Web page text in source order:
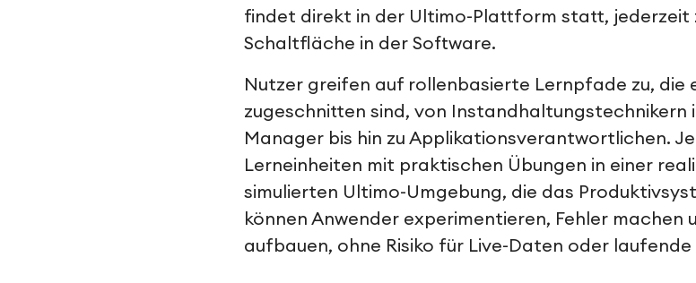
findet direkt in der Ultimo-Plattform statt, jederzeit
Schaltfläche in der Software.
Nutzer greifen auf rollenbasierte Lernpfade zu, die
zugeschnitten sind, von Instandhaltungstechnikern
Manager bis hin zu Applikationsverantwortlichen.
Lerneinheiten mit praktischen Übungen in einer
simulierten Ultimo-Umgebung, die das
können Anwender experimentieren, Fehler machen
aufbauen, ohne Risiko für Live-Daten oder laufende